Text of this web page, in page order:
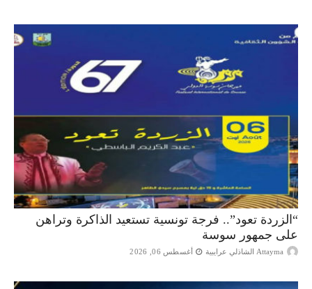
“الزردة تعود”.. فرجة تونسية تستعيد الذاكرة وتراهن
على جمهور سوسة
Attayma الشاذلي عرايبية أغسطس 06, 2026